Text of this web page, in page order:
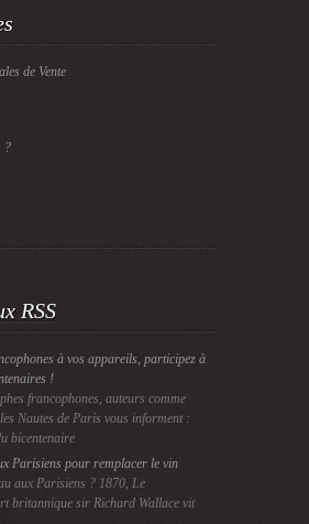
de Vente
?
RSS
à vos appareils, participez à
!
francophones, auteurs comme
Nautes de Paris vous informent :
bicentenaire
Parisiens pour remplacer le vin
aux Parisiens ? 1870, Le
britannique sir Richard Wallace vit